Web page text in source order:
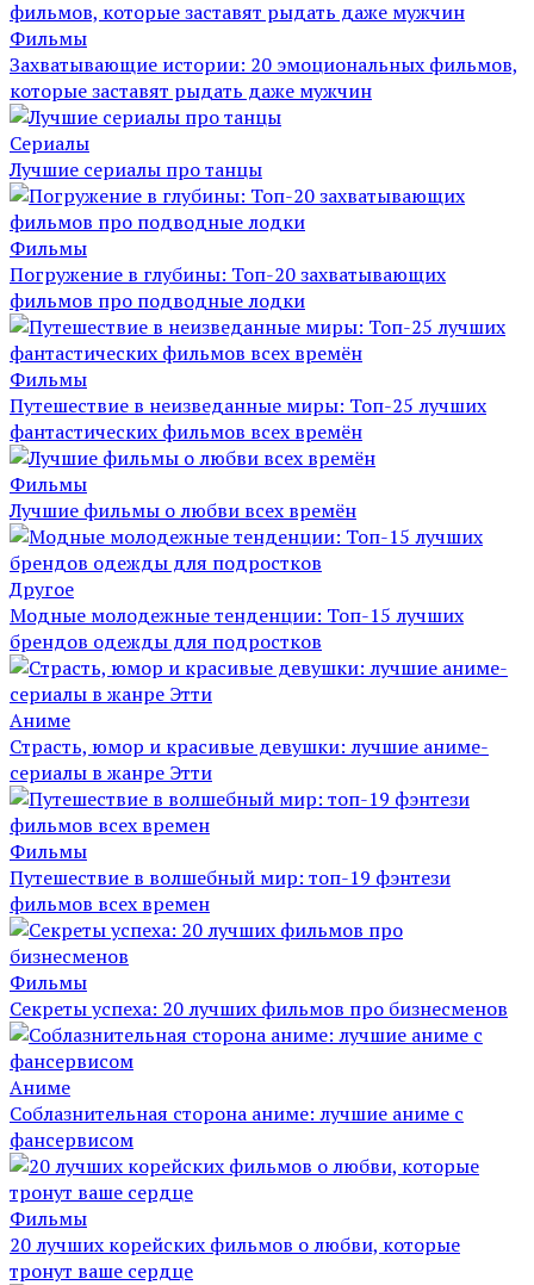
Фильмы
Захватывающие истории: 20 эмоциональных фильмов,
которые заставят рыдать даже мужчин
Сериалы
Лучшие сериалы про танцы
Фильмы
Погружение в глубины: Топ-20 захватывающих
фильмов про подводные лодки
Фильмы
Путешествие в неизведанные миры: Топ-25 лучших
фантастических фильмов всех времён
Фильмы
Лучшие фильмы о любви всех времён
Другое
Модные молодежные тенденции: Топ-15 лучших
брендов одежды для подростков
Аниме
Страсть, юмор и красивые девушки: лучшие аниме-
сериалы в жанре Этти
Фильмы
Путешествие в волшебный мир: топ-19 фэнтези
фильмов всех времен
Фильмы
Секреты успеха: 20 лучших фильмов про бизнесменов
Аниме
Соблазнительная сторона аниме: лучшие аниме с
фансервисом
Фильмы
20 лучших корейских фильмов о любви, которые
тронут ваше сердце